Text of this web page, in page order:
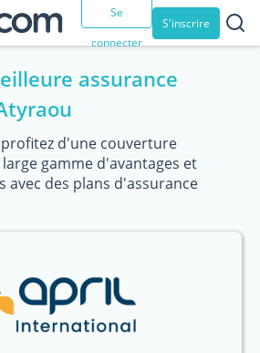
Se
connecter
S'inscrire
assurance
profitez d'une couverture
gamme d'avantages et
avec des plans d'assurance